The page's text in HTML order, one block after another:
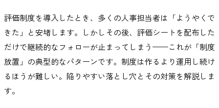
評価制度を導入したとき、多くの人事担当者は「ようやくで
きた」と安堵します。しかしその後、評価シートを配布した
だけで継続的なフォローが止まってしまう——これが「制度
放置」の典型的なパターンです。制度は作るより運用し続け
るほうが難しい。陥りやすい落とし穴とその対策を解説しま
す。